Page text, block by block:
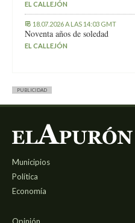
EL CALLEJÓN
18.07.2026 A LAS 14:03 GMT
Noventa años de soledad
EL CALLEJÓN
PUBLICIDAD
Municipios
Política
Economía
Opinión